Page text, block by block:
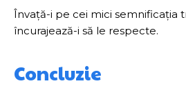
Învață-i pe cei mici semnificația
încurajează-i să le respecte.
Concluzie